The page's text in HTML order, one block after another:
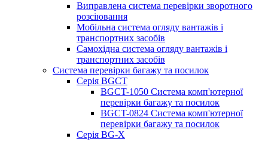
Виправлена ​​система перевірки зворотного
розсіювання
Мобільна система огляду вантажів і
транспортних засобів
Самохідна система огляду вантажів і
транспортних засобів
Система перевірки багажу та посилок
Серія BGCT
BGCT-1050 Система комп'ютерної
перевірки багажу та посилок
BGCT-0824 Система комп'ютерної
перевірки багажу та посилок
Серія BG-X